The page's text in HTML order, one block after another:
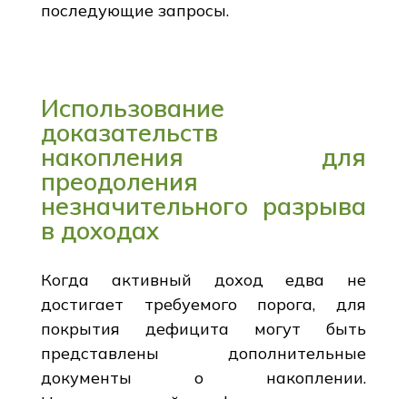
последующие запросы.
Использование
доказательств
накопления для
преодоления
незначительного разрыва
в доходах
Когда активный доход едва не
достигает требуемого порога, для
покрытия дефицита могут быть
представлены дополнительные
документы о накоплении.